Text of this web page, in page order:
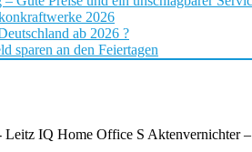
2026
ab 2026 ?
sparen an den Feiertagen
Leitz IQ Home Office S Aktenvernichter